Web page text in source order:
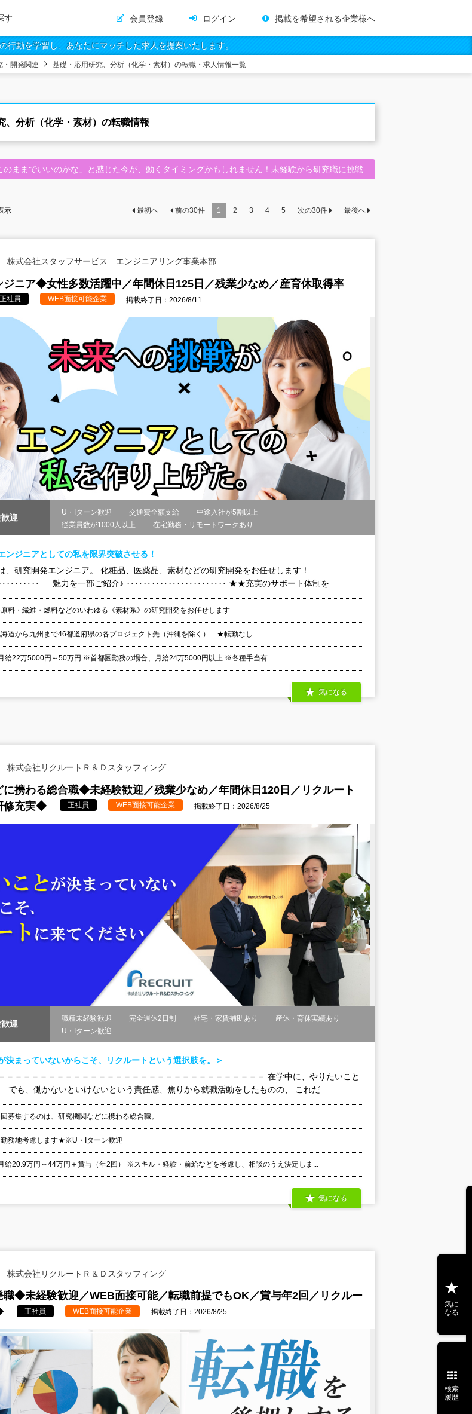
す 会員登録 ログイン 掲載を希望される企業様へ
行動を学習し、あなたにマッチした求人を提案いたします。
・開発関連 基礎・応用研究、分析（化学・素材）の転職・求人情報一覧
、分析（化学・素材）の転職情報
のままでいいのかな」と感じた今が、動くタイミングかもしれません！未経験から研究職に挑戦
示 最初へ 前の30件 1 2 3 4 5 次の30件 最後へ
株式会社スタッフサービス エンジニアリング事業本部
ジニア◆女性多数活躍中／年間休日125日／残業少なめ／産育休取得率
正社員 WEB面接可能企業 掲載終了日：2026/8/11
迎
U・Iターン歓迎 交通費全額支給
中途入社が5割以上
従業員数が1000人以上
在宅勤務・リモートワークあり
ンジニアとしての私を限界突破させる！
、研究開発エンジニア。 化粧品、医薬品、素材などの研究開発をお任せします！
魅力を一部ご紹介♪ ‥‥‥‥‥‥‥‥‥‥‥‥ ★★充実のサポート体制を...
料・繊維・燃料などのいわゆる《素材系》の研究開発をお任せします
道から九州まで46都道府県の各プロジェクト先（沖縄を除く） ★転勤なし
給22万5000円～50万円 ※首都圏勤務の場合、月給24万5000円以上 ※各種手当有 ...
気になる
株式会社リクルートＲ＆Ｄスタッフィング
に携わる総合職◆未経験歓迎／残業少なめ／年間休日120日／リクルート
修充実◆
正社員 WEB面接可能企業 掲載終了日：2026/8/25
迎
職種未経験歓迎 完全週休2日制 社宅・家賃補助あり
産休・育休実績あり
U・Iターン歓迎
決まっていないからこそ、リクルートという選択肢を。＞
＝＝＝＝＝＝＝＝＝＝＝＝＝＝＝＝＝＝＝＝＝＝＝＝＝＝＝＝＝＝＝ 在学中に、やりたいこと
でも、働かないといけないという責任感、焦りから就職活動をしたものの、 これだ...
募集するのは、研究機関などに携わる総合職。
務地考慮します★※U・Iターン歓迎
給20.9万円～44万円＋賞与（年2回） ※スキル・経験・前給などを考慮し、相談のうえ決定しま...
気になる
株式会社リクルートＲ＆Ｄスタッフィング
職◆未経験歓迎／WEB面接可能／転職前提でもOK／賞与年2回／リクルー
正社員 WEB面接可能企業 掲載終了日：2026/8/25
気に
なる
検索
履歴